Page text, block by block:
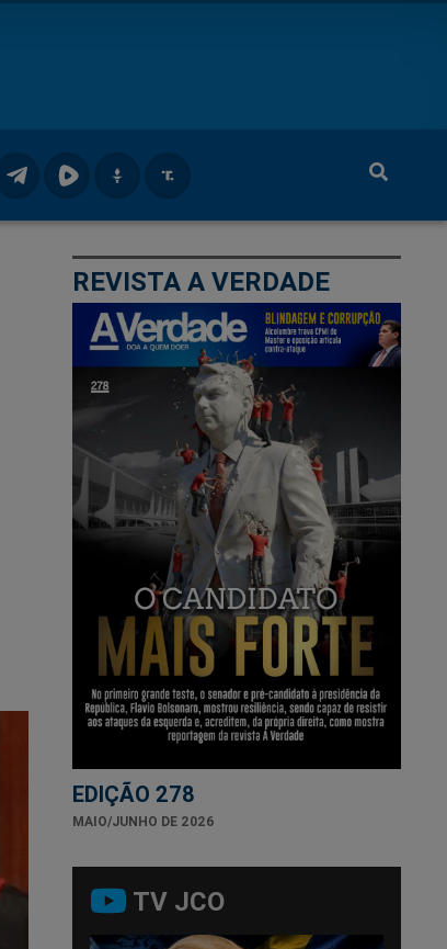
REVISTA A VERDADE
EDIÇÃO 278
MAIO/JUNHO DE 2026
TV JCO